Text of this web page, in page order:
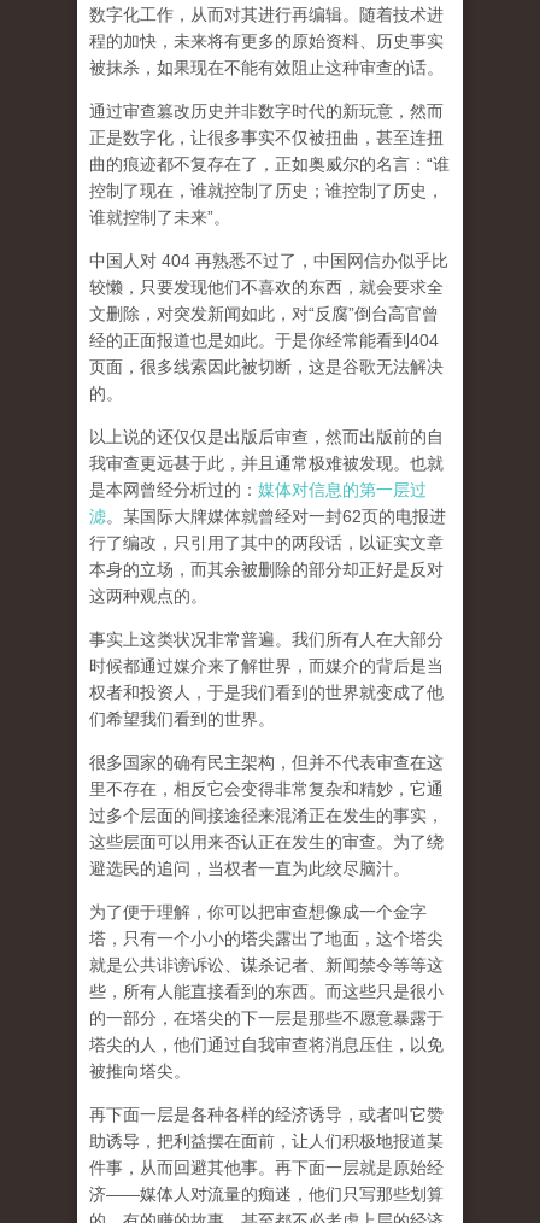
数字化工作，从而对其进行再编辑。随着技术进
程的加快，未来将有更多的原始资料、历史事实
被抹杀，如果现在不能有效阻止这种审查的话。
通过审查篡改历史并非数字时代的新玩意，然而
正是数字化，让很多事实不仅被扭曲，甚至连扭
曲的痕迹都不复存在了，正如奥威尔的名言：“谁
控制了现在，谁就控制了历史；谁控制了历史，
谁就控制了未来”。
中国人对 404 再熟悉不过了，中国网信办似乎比
较懒，只要发现他们不喜欢的东西，就会要求全
文删除，对突发新闻如此，对“反腐”倒台高官曾
经的正面报道也是如此。于是你经常能看到404
页面， 很多线索因此被切断，这是谷歌无法解决
的。
以上说的还仅仅是出版后审查，然而出版前的自
我审查更远甚于此，并且通常极难被发现。 也就
是本网曾经分析过的： 媒体对信息的第一层过
滤。某国际大牌媒体就曾经对一封62页的电报进
行了编改，只引用了其中的两段话，以证实文章
本身的立场，而其余被删除的部分却正好是反对
这两种观点的。
事实上这类状况非常普遍。我们所有人在大部分
时候都通过媒介来了解世界，而媒介的背后是当
权者和投资人，于是我们看到的世界就变成了他
们希望我们看到的世界。
很多国家的确有民主架构，但并不代表审查在这
里不存在，相反它会变得非常复杂和精妙，它通
过多个层面的间接途径来混淆正在发生的事实，
这些层面可以用来否认正在发生的审查。为了绕
避选民的追问，当权者一直为此绞尽脑汁。
为了便于理解，你可以把审查想像成一个金字
塔，只有一个小小的塔尖露出了地面，这个塔尖
就是公共诽谤诉讼、谋杀记者、新闻禁令等等这
些，所有人能直接看到的东西。而这些只是很小
的一部分，在塔尖的下一层是那些不愿意暴露于
塔尖的人，他们通过自我审查将消息压住，以免
被推向塔尖。
再下面一层是各种各样的经济诱导，或者叫它赞
助诱导，把利益摆在面前，让人们积极地报道某
件事，从而回避其他事。再下面一层就是原始经
济——媒体人对流量的痴迷，他们只写那些划算